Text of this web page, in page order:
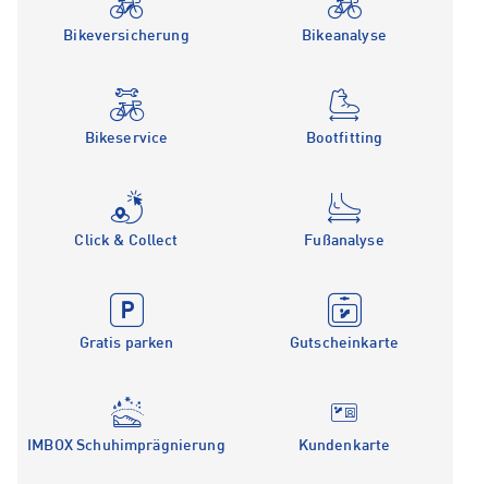
Bikeversicherung Bikeanalyse
Bikeservice Bootfitting
Click & Collect Fußanalyse
Gratis parken Gutscheinkarte
IMBOX Schuhimprägnierung Kundenkarte